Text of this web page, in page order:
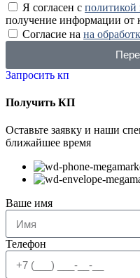
Я согласен с политикой
получение информации от
Согласие на на
Запросить кп
Получить КП
Оставьте заявку и наши
ближайшее время
Ваше имя
Телефон